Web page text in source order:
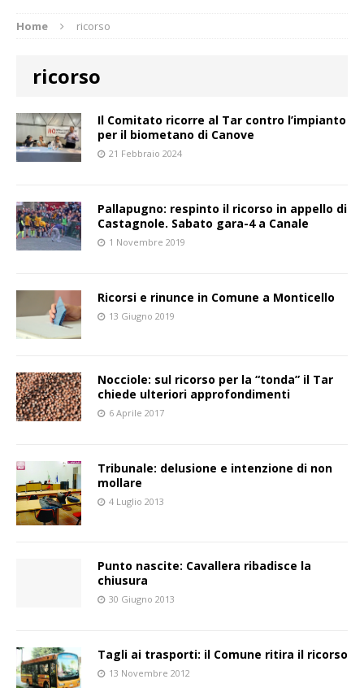
Home ricorso
ricorso
Il Comitato ricorre al Tar contro l’impianto
per il biometano di Canove
21 Febbraio 2024
Pallapugno: respinto il ricorso in appello di
Castagnole. Sabato gara-4 a Canale
1 Novembre 2019
Ricorsi e rinunce in Comune a Monticello
13 Giugno 2019
Nocciole: sul ricorso per la “tonda” il Tar
chiede ulteriori approfondimenti
6 Aprile 2017
Tribunale: delusione e intenzione di non
mollare
4 Luglio 2013
Punto nascite: Cavallera ribadisce la
chiusura
30 Giugno 2013
Tagli ai trasporti: il Comune ritira il ricorso
13 Novembre 2012